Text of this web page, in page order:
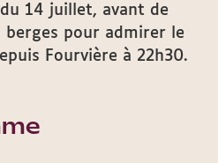
14 juillet, avant de
berges pour admirer le
Fourvière à 22h30.